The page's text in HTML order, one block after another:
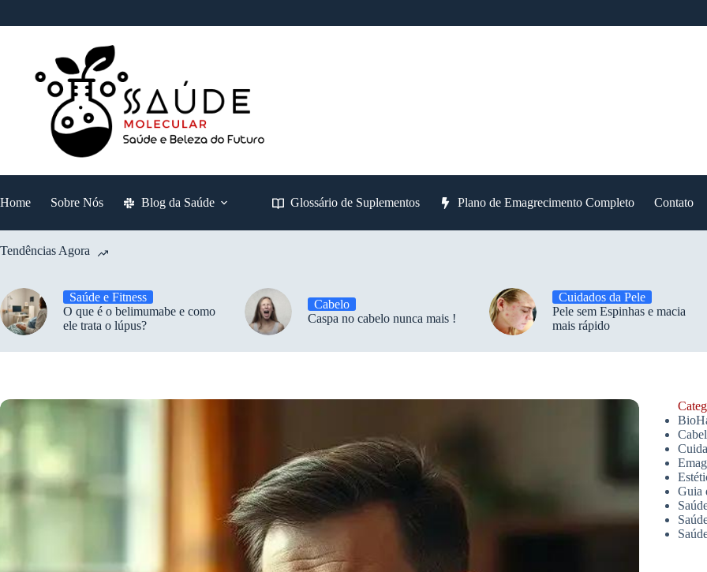
Home Sobre Nós Blog da Saúde Glossário de Suplementos Plano de Emagrecimento Completo Contato
Tendências Agora
Saúde e Fitness
O que é o belimumabe e como
ele trata o lúpus?
Cabelo
Caspa no cabelo nunca mais !
Cuidados da Pele
Pele sem Espinhas e macia
mais rápido
Guia